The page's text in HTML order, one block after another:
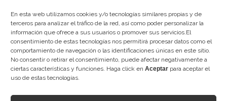
En esta web utilizamos cookies y/o tecnologías similares propias y de
terceros para analizar el tráfico de la red, así como poder personalizar la
información que ofrece a sus usuarios o promover sus servicios.El
consentimiento de estas tecnologías nos permitirá procesar datos como el
comportamiento de navegación o las identificaciones únicas en este sitio.
No consentir o retirar el consentimiento, puede afectar negativamente a
ciertas características y funciones. Haga click en Aceptar para aceptar el
uso de estas tecnologías.
TARIN CEDRO
Pendientes de novia
2.450,00€
TARIN CEDRO
Diamantes
2.495,00€